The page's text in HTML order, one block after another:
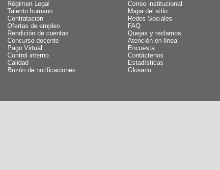
Régimen Legal
Talento humano
Contratación
Ofertas de empleo
Rendición de cuentas
Concurso docente
Pago Virtual
Control interno
Calidad
Buzón de notificaciones
Correo institucional
Mapa del sitio
Redes Sociales
FAQ
Quejas y reclamos
Atención en línea
Encuesta
Contáctenos
Estadísticas
Glosario